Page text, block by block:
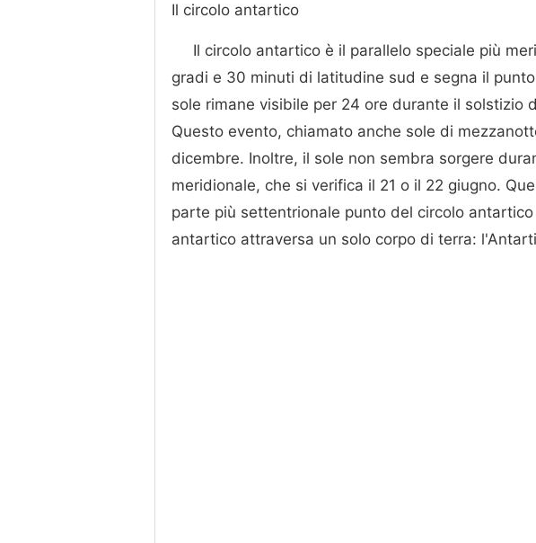
Il circolo antartico
Il circolo antartico è il parallelo speciale più
gradi e 30 minuti di latitudine sud e segna il
sole rimane visibile per 24 ore durante il solstizio
Questo evento, chiamato anche sole di
dicembre. Inoltre, il sole non sembra sorgere
meridionale, che si verifica il 21 o il 22 giugno.
parte più settentrionale punto del circolo
antartico attraversa un solo corpo di terra: